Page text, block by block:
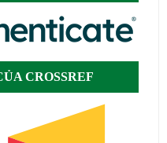
CROSSREF